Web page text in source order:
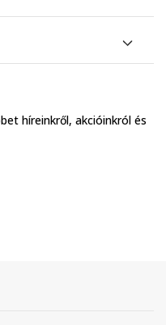
híreinkről, akcióinkról és